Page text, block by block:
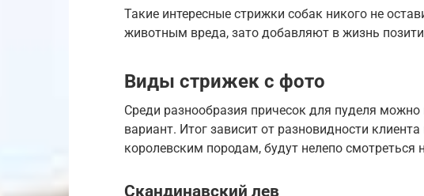
Такие интересные стрижки собак никого не
животным вреда, зато добавляют в жизнь
Виды стрижек с фото
Среди разнообразия причесок для пуделя
вариант. Итог зависит от разновидности
королевским породам, будут нелепо смотреться
Скандинавский лев